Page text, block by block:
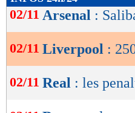
de
OK
02/11 Arsenal :
02/11 Liverpool :
02/11 Real : les